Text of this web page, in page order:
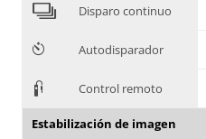
4 Disparo continuo
6 Autodisparador
3 Control remoto
Estabilización de imagen